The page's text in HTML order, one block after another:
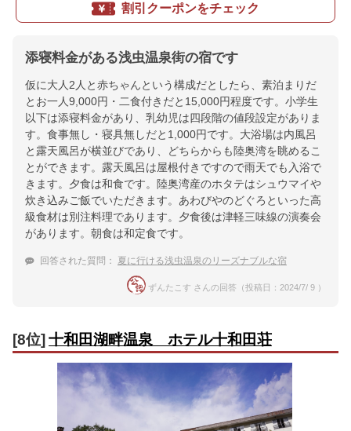
割引クーポンをチェック
添寝料金がある浅虫温泉街の宿です
仮に大人2人と赤ちゃんという構成だとしたら、素泊まりだ
とお一人9,000円・二食付きだと15,000円程度です。小学生
以下は添寝料金があり、乳幼児は四段階の値段設定がありま
す。食事無し・寝具無しだと1,000円です。大浴場は内風呂
と露天風呂が横並びであり、どちらからも陸奥湾を眺めるこ
とができます。露天風呂は屋根付きですので雨天でも入浴で
きます。夕食は和食です。陸奥湾産のホタテはシュウマイや
炊き込みご飯でいただきます。あわびやのどぐろといった高
級食材は別注料理であります。夕食後は津軽三味線の演奏会
があります。朝食は和定食です。
回答された質問： 夏に行ける浅虫温泉のリーズナブルな宿
ずんたこす さんの回答（投稿日：2024/7/ 9 ）
[8位]十和田湖畔温泉 ホテル十和田荘